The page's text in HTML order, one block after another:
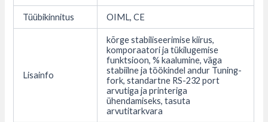
Tüübikinnitus OIML, CE
Lisainfo
kõrge stabiliseerimise kiirus,
komporaatori ja tükilugemise
funktsioon, % kaalumine, väga
stabiilne ja töökindel andur Tuning-
fork, standartne RS-232 port
arvutiga ja printeriga
ühendamiseks, tasuta
arvutitarkvara